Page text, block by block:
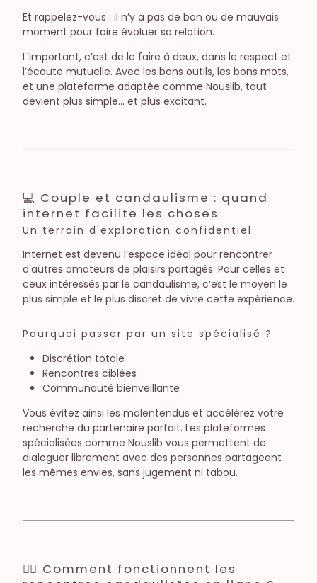
Et rappelez-vous : il n’y a pas de bon ou de mauvais
moment pour faire évoluer sa relation.
L’important, c’est de le faire à deux, dans le respect et
l’écoute mutuelle. Avec les bons outils, les bons mots,
et une plateforme adaptée comme Nouslib, tout
devient plus simple… et plus excitant.
💻 Couple et candaulisme : quand
internet facilite les choses
Un terrain d'exploration confidentiel
Internet est devenu l’espace idéal pour rencontrer
d'autres amateurs de plaisirs partagés. Pour celles et
ceux intéressés par le candaulisme, c’est le moyen le
plus simple et le plus discret de vivre cette expérience.
Pourquoi passer par un site spécialisé ?
Discrétion totale
Rencontres ciblées
Communauté bienveillante
Vous évitez ainsi les malentendus et accélérez votre
recherche du partenaire parfait. Les plateformes
spécialisées comme Nouslib vous permettent de
dialoguer librement avec des personnes partageant
les mêmes envies, sans jugement ni tabou.
🕵️‍♂️ Comment fonctionnent les